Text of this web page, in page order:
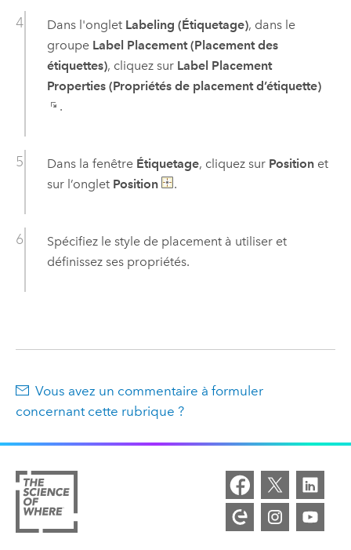
Dans l'onglet Labeling (Étiquetage), dans le
groupe Label Placement (Placement des
étiquettes), cliquez sur Label Placement
Properties (Propriétés de placement d’étiquette)
.
Dans la fenêtre Étiquetage, cliquez sur Positionet
sur l’onglet Position .
Spécifiez le style de placement à utiliser et
définissez ses propriétés.
Vous avez un commentaire à formuler
concernant cette rubrique ?